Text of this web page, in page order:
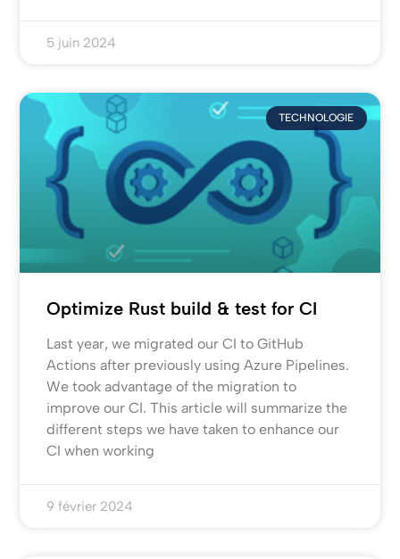
5 juin 2024
TECHNOLOGIE
Optimize Rust build & test for CI
Last year, we migrated our CI to GitHub
Actions after previously using Azure Pipelines.
We took advantage of the migration to
improve our CI. This article will summarize the
different steps we have taken to enhance our
CI when working
9 février 2024